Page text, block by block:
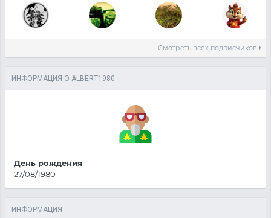
Смотреть всех подписчиков
ИНФОРМАЦИЯ О ALBERT1980
День рождения
27/08/1980
ИНФОРМАЦИЯ